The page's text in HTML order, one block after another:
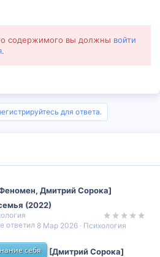
содержимого вы должны войти
.
для ответа.
Дмитрий Сорока]
(2022)
Психология
8 Мар 2026
себя
[Дмитрий Сорока]